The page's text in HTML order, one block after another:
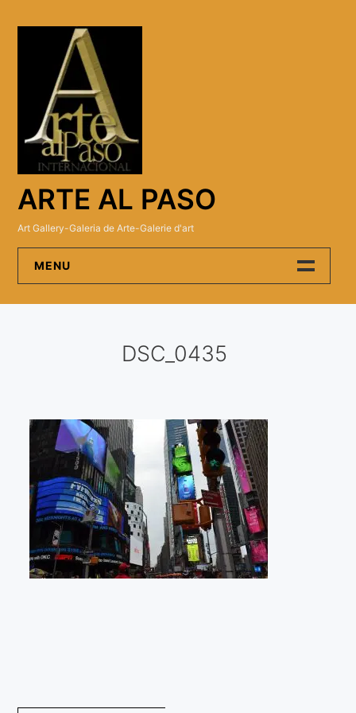
ARTE AL PASO
Art Gallery-Galeria de Arte-Galerie d'art
MENU
Visitas a los ateliers o talleres de artistas
Presse
Qué dicen de nosotros?
Aviso legal
Política de cookies
«Impressionnis-vous» Paris 2023
DSC_0435